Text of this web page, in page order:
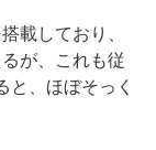
載しており、
が、これも従
と、ほぼそっく